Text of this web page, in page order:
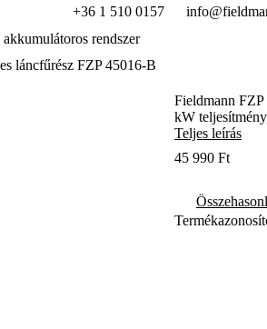
+36 1 510 0157
rendszer
láncfűrész FZP 45016-B
Fieldmann FZP
kW
Teljes leírás
45 990 Ft